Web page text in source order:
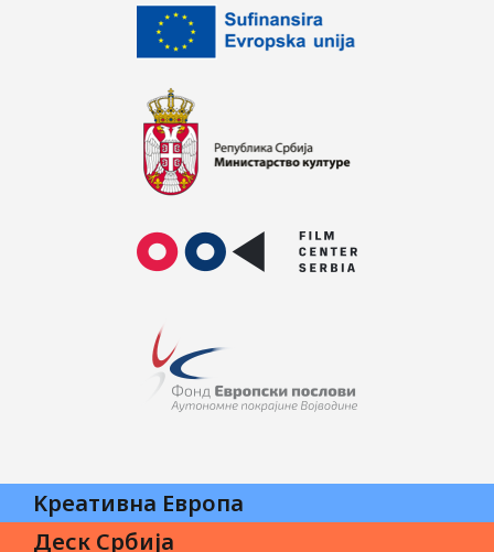
Kреативна Eвропа
Деск Србија